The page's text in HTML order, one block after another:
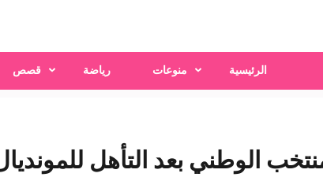
الرئيسية منوعات رياضة قصص
الوطني بعد التأهل